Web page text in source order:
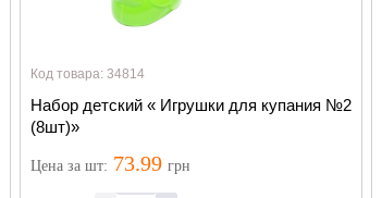
Код товара: 34814
Набор детский « Игрушки для купания №2
(8шт)»
Ценаза шт: 73.99 грн